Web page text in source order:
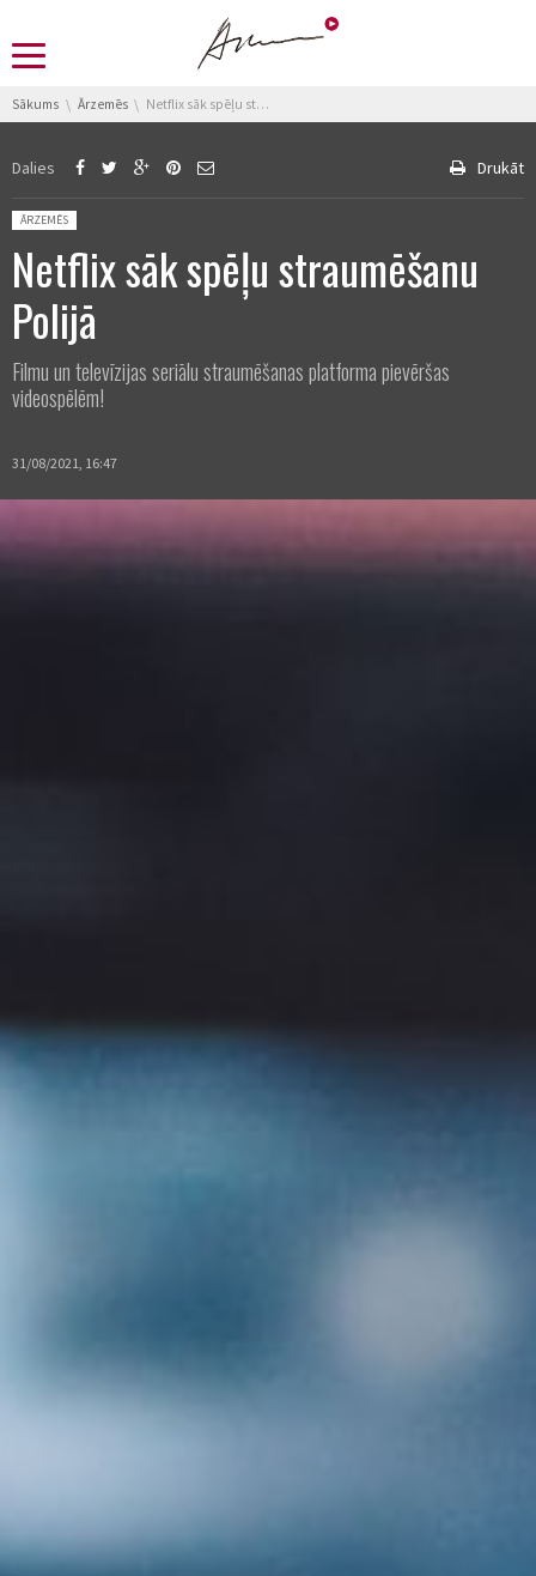
You are here:
Sākums Ārzemēs Netflix sāk spēļu straumēšanu Polijā
Dalies Drukāt
Posted in:
ĀRZEMĒS
Netflix sāk spēļu straumēšanu
Polijā
Filmu un televīzijas seriālu straumēšanas platforma pievēršas
videospēlēm!
31/08/2021, 16:47